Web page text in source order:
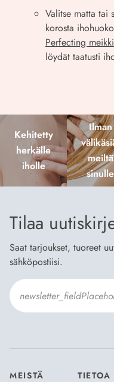
Valitse matta tai
korosta
Perfecting
löydät taatusti
Kehitetty
herkälle
iholle
Ilman
meiltä
sinulle
Tilaa
Saat tarjoukset, tuoreet
sähköpostiisi.
MEISTÄ
TIETOA